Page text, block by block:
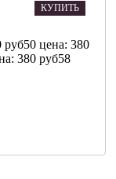
КУПИТЬ
руб50 цена: 380
380 руб58